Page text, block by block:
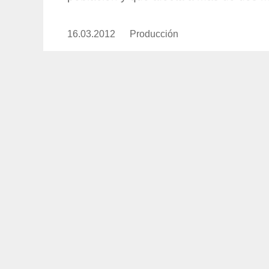
Publicado
16.03.2012 https://www.experimenta.es/
Producción